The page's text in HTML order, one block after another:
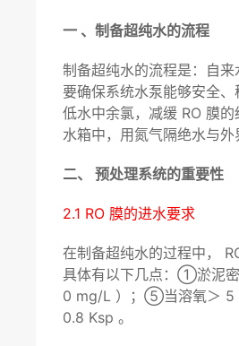
一 、制备超纯水的流程
制备超纯水的流程是：自
要确保系统水泵能够安全
低水中余氯，减缓 RO 膜
水箱中，用氮气隔绝水与
二、 预处理系统的重要性
2.1 RO 膜的进水要求
在制备超纯水的过程中，
具体有以下几点：①淤泥
0 mg/L ）；⑤当溶氧＞ 5
0.8 Ksp 。